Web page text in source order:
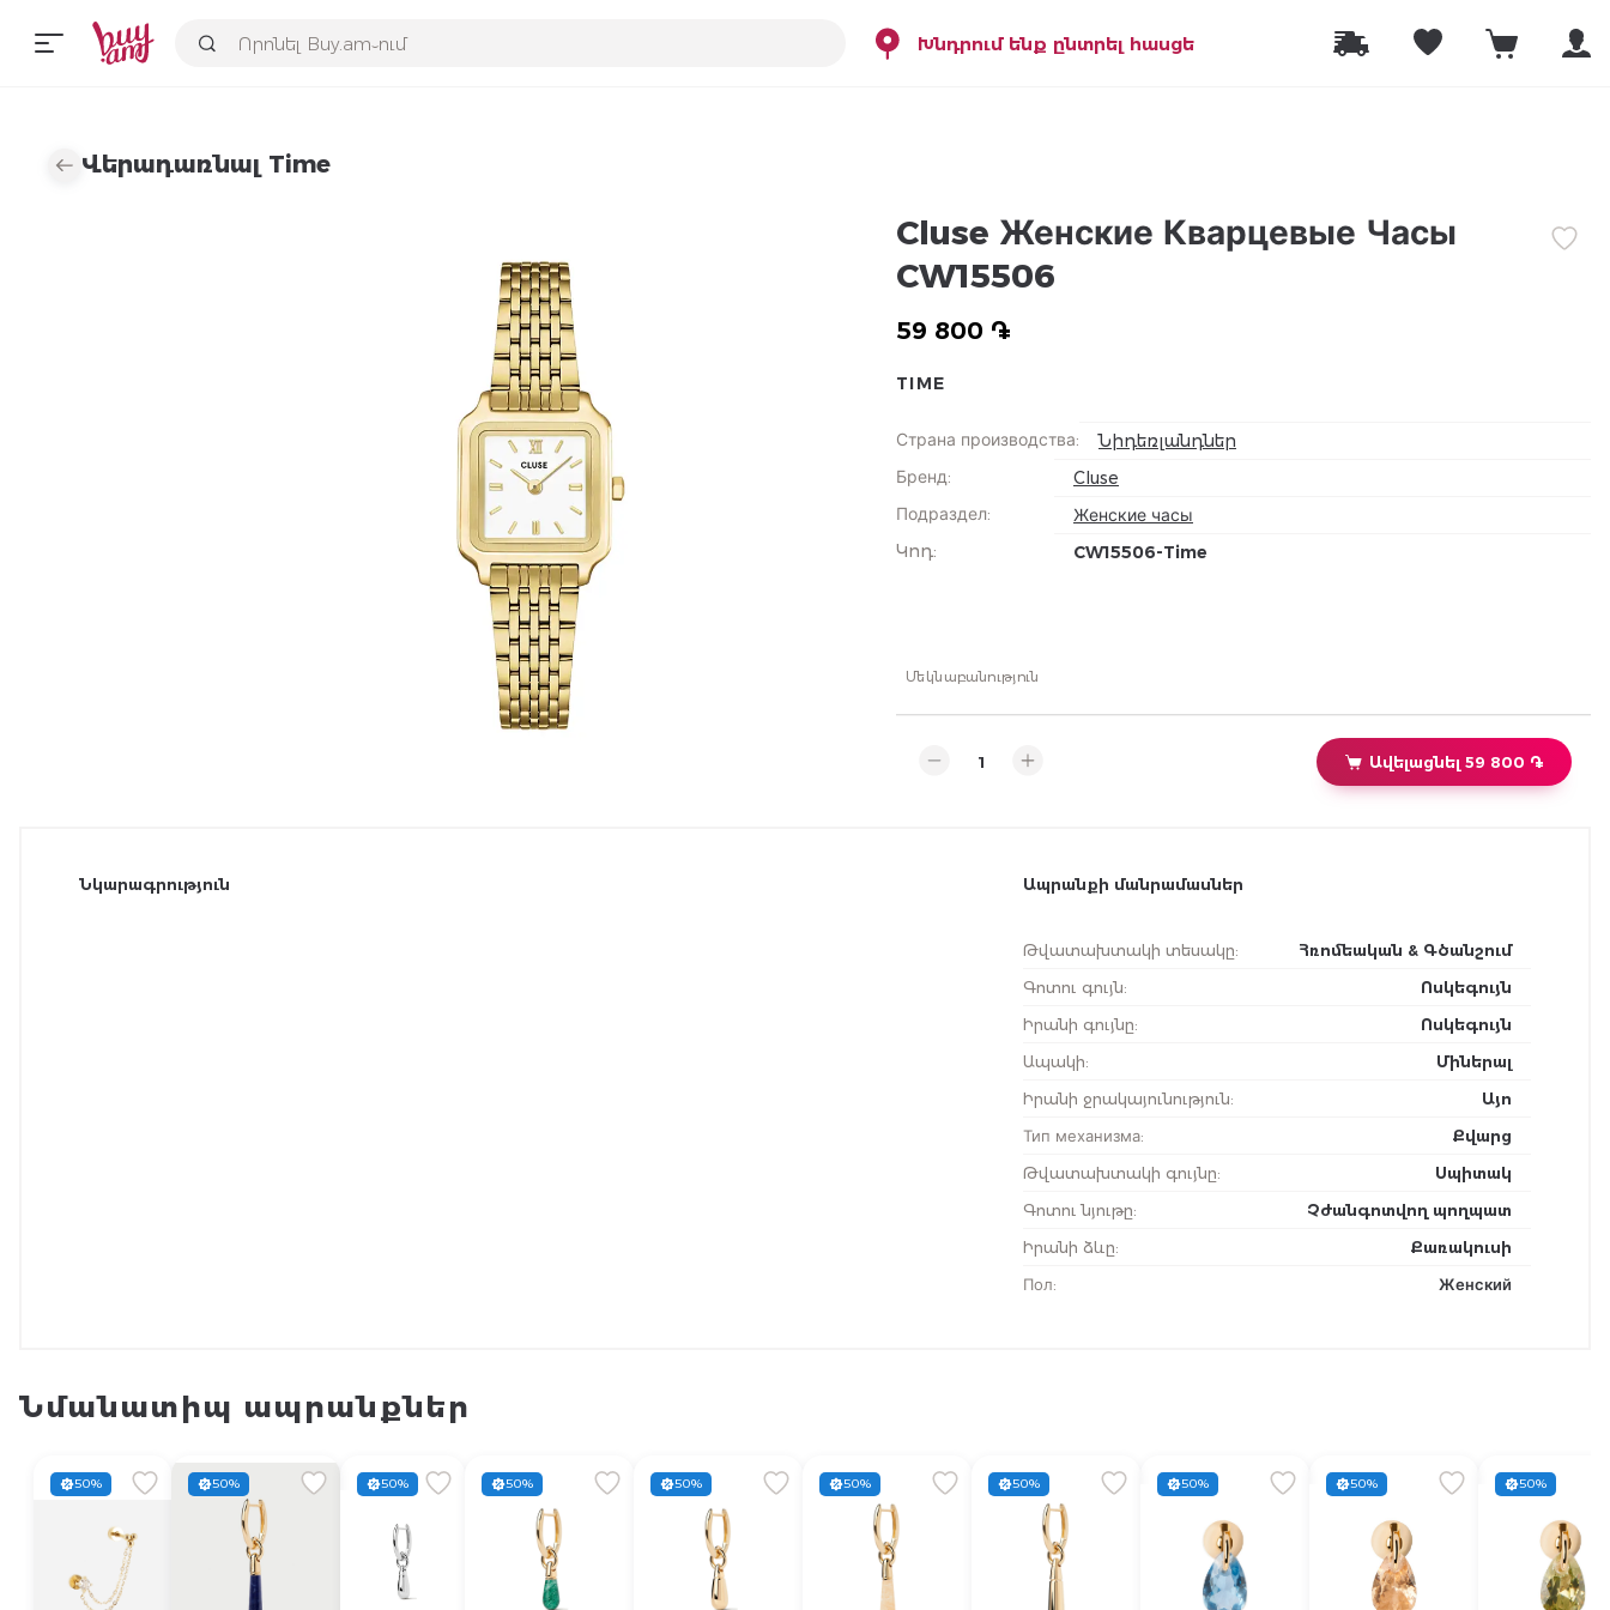
Խնդրում ենք ընտրել հասցե
Վերադառնալ Time
Cluse Женские Кварцевые Часы
CW15506
59 800 ֏
TIME
Страна производства:
Նիդեռլանդներ
Бренд:
Cluse
Подраздел:
Женские часы
Կոդ: CW15506-Time
Մեկնաբանություն
Ավելացնել 59 800 ֏
Նկարագրություն Ապրանքի մանրամասներ
Թվատախտակի տեսակը:
Հռոմեական & Գծանշում
Գոտու գույն:
Ոսկեգույն
Իրանի գույնը:
Ոսկեգույն
Ապակի:
Միներալ
Իրանի ջրակայունություն:
Այո
Тип механизма:
Քվարց
Թվատախտակի գույնը:
Սպիտակ
Գոտու նյութը:
Չժանգոտվող պողպատ
Իրանի ձևը:
Քառակուսի
Пол: Женский
Նմանատիպ ապրանքներ
50% 50% 50% 50% 50% 50% 50% 50% 50% 50%